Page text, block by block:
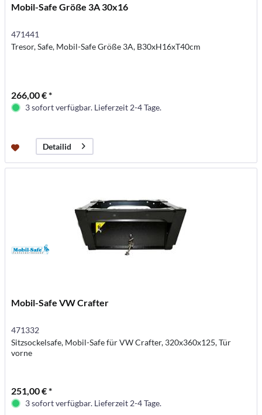
Mobil-Safe Größe 3A 30x16
471441
Tresor, Safe, Mobil-Safe Größe 3A, B30xH16xT40cm
266,00 € *
3 sofort verfügbar. Lieferzeit 2-4 Tage.
Detailid
Mobil-Safe VW Crafter
471332
Sitzsockelsafe, Mobil-Safe für VW Crafter, 320x360x125, Tür
vorne
251,00 € *
3 sofort verfügbar. Lieferzeit 2-4 Tage.